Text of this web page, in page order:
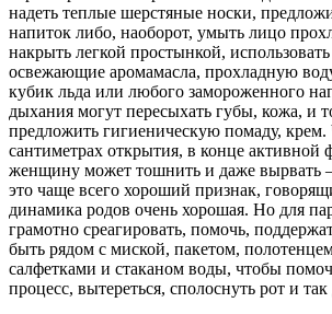
надеть теплые шерстяные носки,
напиток либо, наоборот, умыть лицо
накрыть легкой простынкой,
освежающие аромамасла, прохладную
кубик льда или любого замороженного
дыхания могут пересыхать губы, кожа, и
предложить гигиеническую помаду, крем.
сантиметрах открытия, в конце активной
женщину может тошнить и даже вырвать
это чаще всего хороший признак,
динамика родов очень хорошая. Но для
грамотно среагировать, помочь,
быть рядом с миской, пакетом,
салфетками и стаканом воды, чтобы
процесс, вытереться, сполоснуть рот и так